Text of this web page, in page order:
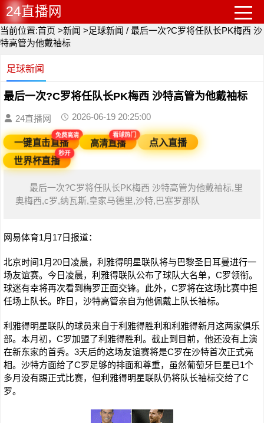
24直播网
当前位置:首页 >新闻 >足球新闻 / 最后一次?C罗将任队长PK梅西 沙
特高管为他戴袖标
足球新闻
最后一次?C罗将任队长PK梅西 沙特高管为他戴袖标
24直播网 2026-06-19 20:25:00
一键直击直播
免费高清
高清直播
看球热门
点入直播
世界杯直播
秒开
最后一次?C罗将任队长PK梅西 沙特高管为他戴袖标,里
奥梅西,c罗,纳瓦斯,皇家马德里,沙特,巴塞罗那队
网易体育1月17日报道：
北京时间1月20日凌晨，利雅得明星联队将与巴黎圣日耳曼进行一
场友谊赛。今日凌晨，利雅得联队公布了球队大名单，C罗领衔。
球迷有幸将再次看到梅罗正面交锋。此外，C罗将在这场比赛中担
任场上队长。昨日，沙特高管亲自为他佩戴上队长袖标。
利雅得明星联队的球员来自于利雅得胜利和利雅得新月这两家俱乐
部。本月初，C罗加盟了利雅得胜利。截止到目前，他还没有上演
在新东家的首秀。3天后的这场友谊赛将是C罗在沙特首次正式亮
相。沙特方面给了C罗足够的排面和尊重，虽然葡萄牙巨星已1个
多月没有踢正式比赛，但利雅得明星联队仍将队长袖标交给了C
罗。